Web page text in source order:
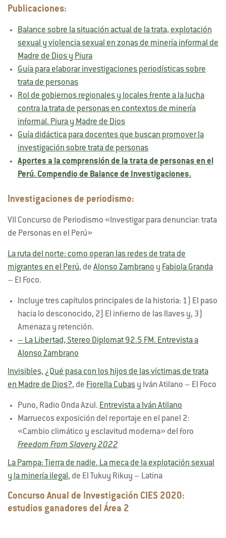
Publicaciones:
Balance sobre la situación actual de la trata, explotación
sexual y violencia sexual en zonas de minería informal de
Madre de Dios y Piura
Guía para elaborar investigaciones periodísticas sobre
trata de personas
Rol de gobiernos regionales y locales frente a la lucha
contra la trata de personas en contextos de minería
informal. Piura y Madre de Dios
Guía didáctica para docentes que buscan promover la
investigación sobre trata de personas
Aportes a la comprensión de la trata de personas en el
Perú. Compendio de Balance de Investigaciones.
Investigaciones de periodismo:
VII Concurso de Periodismo «Investigar para denunciar: trata
de Personas en el Perú»
La ruta del norte: como operan las redes de trata de
migrantes en el Perú, de Alonso Zambrano y Fabiola Granda
– El Foco.
Incluye tres capítulos principales de la historia: 1) El paso
hacia lo desconocido, 2) El infierno de las llaves y, 3)
Amenaza y retención.
– La Libertad, Stereo Diplomat 92.5 FM. Entrevista a
Alonso Zambrano
Invisibles, ¿Qué pasa con los hijos de las víctimas de trata
en Madre de Dios?, de Fiorella Cubas y Iván Atilano – El Foco
Puno, Radio Onda Azul. Entrevista a Iván Atilano
Marruecos exposición del reportaje en el panel 2:
«Cambio climático y esclavitud moderna» del foro
Freedom From Slavery 2022
La Pampa: Tierra de nadie. La meca de la explotación sexual
y la minería ilegal , de El Tukuy Rikuy – Latina
Concurso Anual de Investigación CIES 2020:
estudios ganadores del Área 2